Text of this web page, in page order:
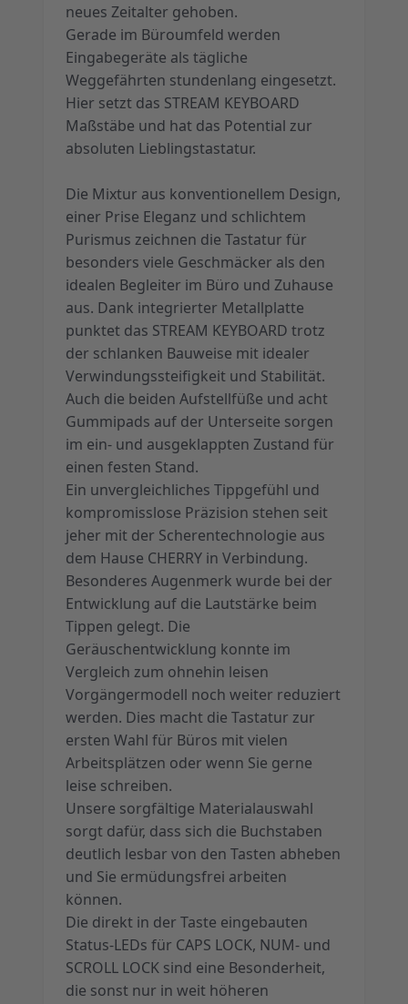
neues Zeitalter gehoben.
Gerade im Büroumfeld werden
Eingabegeräte als tägliche
Weggefährten stundenlang eingesetzt.
Hier setzt das STREAM KEYBOARD
Maßstäbe und hat das Potential zur
absoluten Lieblingstastatur.
Die Mixtur aus konventionellem Design,
einer Prise Eleganz und schlichtem
Purismus zeichnen die Tastatur für
besonders viele Geschmäcker als den
idealen Begleiter im Büro und Zuhause
aus. Dank integrierter Metallplatte
punktet das STREAM KEYBOARD trotz
der schlanken Bauweise mit idealer
Verwindungssteifigkeit und Stabilität.
Auch die beiden Aufstellfüße und acht
Gummipads auf der Unterseite sorgen
im ein- und ausgeklappten Zustand für
einen festen Stand.
Ein unvergleichliches Tippgefühl und
kompromisslose Präzision stehen seit
jeher mit der Scherentechnologie aus
dem Hause CHERRY in Verbindung.
Besonderes Augenmerk wurde bei der
Entwicklung auf die Lautstärke beim
Tippen gelegt. Die
Geräuschentwicklung konnte im
Vergleich zum ohnehin leisen
Vorgängermodell noch weiter reduziert
werden. Dies macht die Tastatur zur
ersten Wahl für Büros mit vielen
Arbeitsplätzen oder wenn Sie gerne
leise schreiben.
Unsere sorgfältige Materialauswahl
sorgt dafür, dass sich die Buchstaben
deutlich lesbar von den Tasten abheben
und Sie ermüdungsfrei arbeiten
können.
Die direkt in der Taste eingebauten
Status-LEDs für CAPS LOCK, NUM- und
SCROLL LOCK sind eine Besonderheit,
die sonst nur in weit höheren